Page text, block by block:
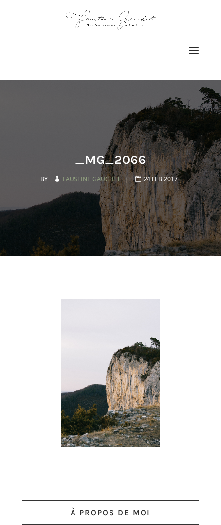
_MG_2066
BY FAUSTINE GAUCHET | 24 FEB 2017
À PROPOS DE MOI